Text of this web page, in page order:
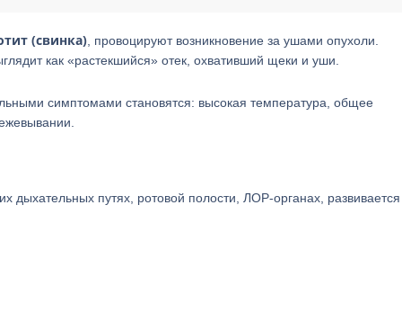
(свинка) , провоцируют возникновение за ушами опухоли.
как «растекшийся» отек, охвативший щеки и уши.
симптомами становятся: высокая температура, общее
дыхательных путях, ротовой полости, ЛОР-органах, развивается